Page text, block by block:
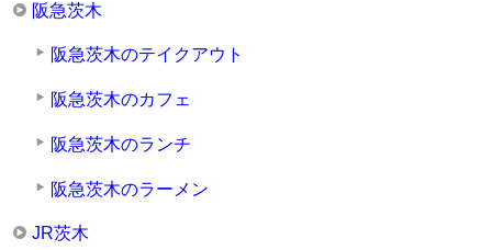
阪急茨木
阪急茨木のテイクアウト
阪急茨木のカフェ
阪急茨木のランチ
阪急茨木のラーメン
JR茨木